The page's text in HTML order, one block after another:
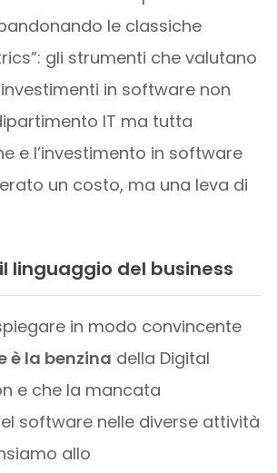
le classiche
gli strumenti che valutano
in software non
IT ma tutta
e l’investimento in software
un costo, ma una leva di
linguaggio del business
in modo convincente
è la benzina della Digital
e che la mancata
software nelle diverse attività
allo